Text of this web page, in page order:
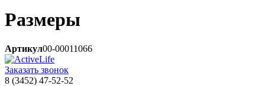
Размеры
Артикул00-00011066
Заказать звонок
8 (3452) 47-52-52